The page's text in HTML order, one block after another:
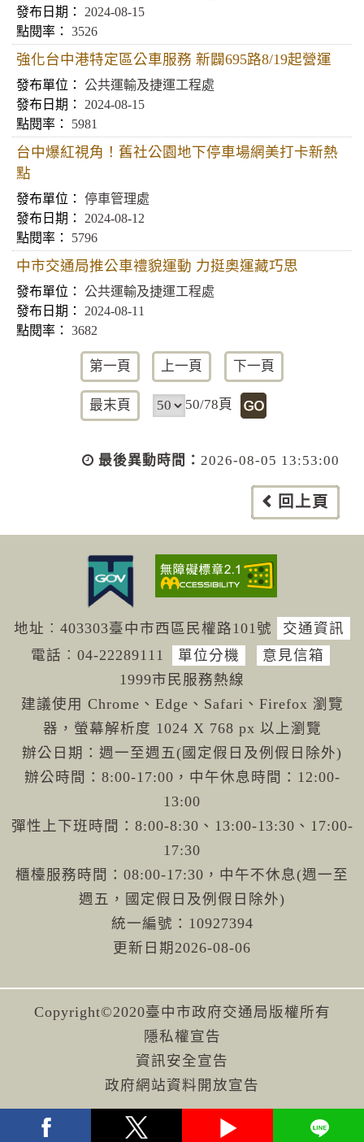
2024-08-15
3526
強化台中港特定區公車服務 新闢695路8/19起營運
公共運輸及捷運工程處
2024-08-15
5981
台中爆紅視角！舊社公園地下停車場網美打卡新熱
點
停車管理處
2024-08-12
5796
中市交通局推公車禮貌運動 力挺奧運藏巧思
公共運輸及捷運工程處
2024-08-11
3682
第一頁 上一頁 下一頁
最末頁 50/78頁
最後異動時間： 2026-08-05 13:53:00
回上頁
地址︰403303臺中市西區民權路101號
交通資訊
電話︰04-22289111 單位分機
意見信箱
1999市民服務熱線
建議使用 Chrome、Edge、Safari、Firefox 瀏覽
器，螢幕解析度 1024 X 768 px 以上瀏覽
辦公日期：週一至週五(國定假日及例假日除外)
辦公時間：8:00-17:00，中午休息時間：12:00-
13:00
彈性上下班時間：8:00-8:30、13:00-13:30、17:00-
17:30
櫃檯服務時間：08:00-17:30，中午不休息(週一至
週五，國定假日及例假日除外)
統一編號：10927394
更新日期 2026-08-06
Copyright©2020臺中市政府交通局版權所有
隱私權宣告
資訊安全宣告
政府網站資料開放宣告